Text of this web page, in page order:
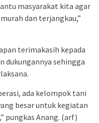
masyarakat kita agar
dan terjangkau,”
terimakasih kepada
dukungannya sehingga
ada kelompok tani
besar untuk kegiatan
pungkas Anang. (arf)